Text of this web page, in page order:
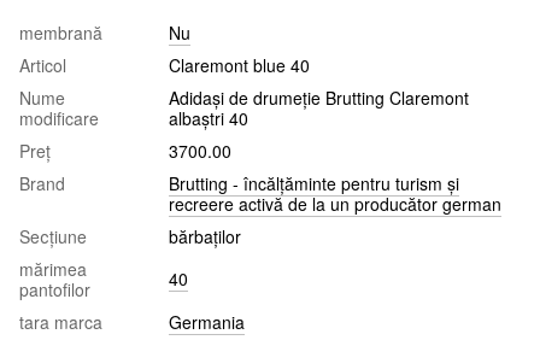
membrană
Nu
Articol
Claremont blue 40
Nume
modificare
Adidași de drumeție Brutting Claremont
albaștri 40
Preț
3700.00
Brand
Brutting - încălțăminte pentru turism și
recreere activă de la un producător german
Seсțiune
bărbaţilor
mărimea
pantofilor
40
tara marca
Germania